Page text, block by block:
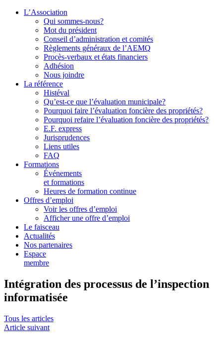
L’Association
Qui sommes-nous?
Mot du président
Conseil d’administration et comités
Règlements généraux de l’AEMQ
Procès-verbaux et états financiers
Adhésion
Nous joindre
La référence
Histéval
Qu’est-ce que l’évaluation municipale?
Pourquoi faire l’évaluation foncière des propriétés?
Pourquoi refaire l’évaluation foncière des propriétés?
E.F. express
Jurisprudences
Liens utiles
FAQ
Formations
Événements
et formations
Heures de formation continue
Offres d’emploi
Voir les offres d’emploi
Afficher une offre d’emploi
Le faisceau
Actualités
Nos partenaires
Espace
membre
Intégration des processus de l’inspection
informatisée
Tous les articles
Article suivant